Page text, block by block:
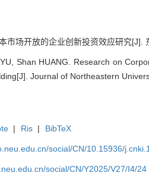
市场开放的企业创新投资效应研究
Shan HUANG. Research on
Journal of Northeastern
| Ris | BibTeX
social/CN/10.15936/
social/CN/Y2025/V27/I4/24